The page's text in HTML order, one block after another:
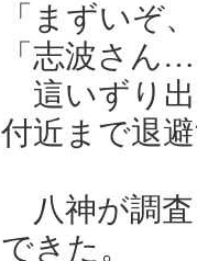
「まずいぞ
「志波さ
這いずり出
付近まで退
八神が調査
できた。